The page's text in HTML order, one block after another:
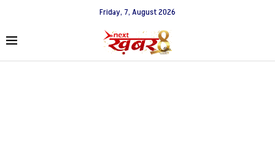
Friday, 7, August 2026